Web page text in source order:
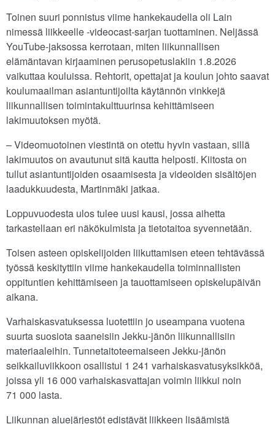
Toinen suuri ponnistus viime hankekaudella oli Lain
nimessä liikkeelle-videocast-sarjan tuottaminen. Neljässä
YouTube-jaksossa kerrotaan, miten liikunnallisen
elämäntavan kirjaaminen perusopetuslakiin 1.8.2026
vaikuttaa kouluissa. Rehtorit, opettajat ja koulun johto saavat
koulumaailman asiantuntijoilta käytännön vinkkejä
liikunnallisen toimintakulttuurinsa kehittämiseen
lakimuutoksen myötä.
– Videomuotoinen viestintä on otettu hyvin vastaan, sillä
lakimuutos on avautunut sitä kautta helposti. Kiitosta on
tullut asiantuntijoiden osaamisesta ja videoiden sisältöjen
laadukkuudesta, Martinmäki jatkaa.
Loppuvuodesta ulos tulee uusi kausi, jossa aihetta
tarkastellaan eri näkökulmista ja tietotaitoa syvennetään.
Toisen asteen opiskelijoiden liikuttamisen eteen tehtävässä
työssä keskityttiin viime hankekaudella toiminnallisten
oppituntien kehittämiseen ja tauottamiseen opiskelupäivän
aikana.
Varhaiskasvatuksessa luotettiin jo useampana vuotena
suurta suosiota saaneisiin Jekku-jänön liikunnallisiin
materiaaleihin. Tunnetaitoteemaiseen Jekku-jänön
seikkailuviikkoon osallistui 1 241 varhaiskasvatusyksikköä,
joissa yli 16 000 varhaiskasvattajan voimin liikkui noin
71 000 lasta.
Liikunnan aluejärjestöt edistävät liikkeen lisäämistä